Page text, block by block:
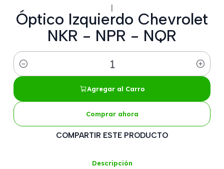
|
Óptico Izquierdo Chevrolet
NKR - NPR - NQR
Cantidad
Agregar al Carro
Comprar ahora
COMPARTIR ESTE PRODUCTO
Descripción